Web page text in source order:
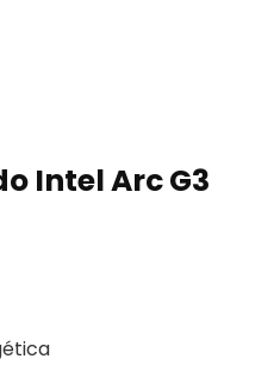
Intel Arc G3